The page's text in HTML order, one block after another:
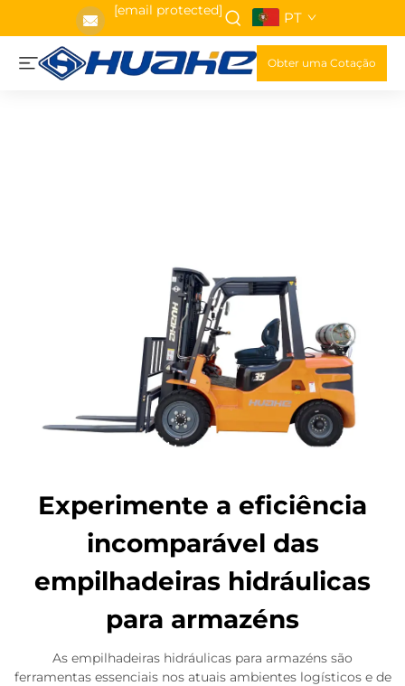
[email protected] PT
Obter uma Cotação
Experimente a eficiência
incomparável das
empilhadeiras hidráulicas
para armazéns
As empilhadeiras hidráulicas para armazéns são
ferramentas essenciais nos atuais ambientes logísticos e de